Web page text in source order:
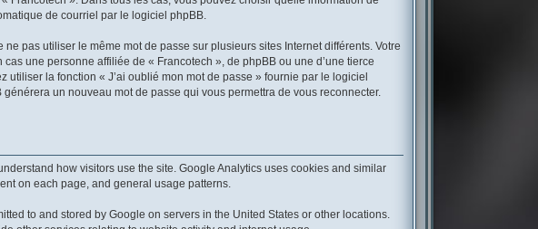
de courriel par le logiciel phpBB.
pas utiliser le même mot de passe sur plusieurs sites Internet différents. Votre
une personne affiliée de « Francotech », de phpBB ou une d’une tierce
la fonction « J’ai oublié mon mot de passe » fournie par le logiciel
un nouveau mot de passe qui vous permettra de vous reconnecter.
how visitors use the site. Google Analytics uses cookies and similar
on each page, and general usage patterns.
to and stored by Google on servers in the United States or other locations.